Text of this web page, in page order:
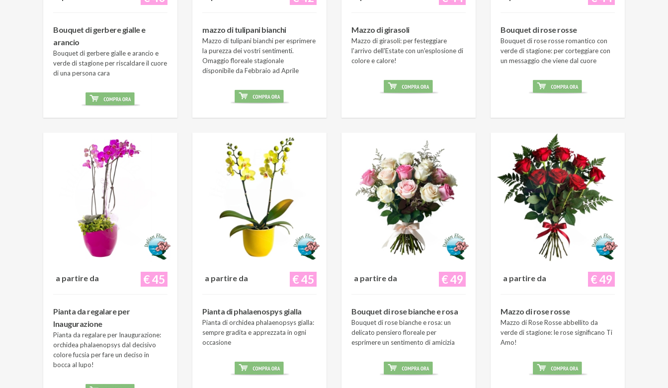
Bouquet di gerbere gialle e
arancio
Bouquet di gerbere gialle e arancio e
verde di stagione per riscaldare il cuore
di una persona cara
mazzo di tulipani bianchi
Mazzo di tulipani bianchi per esprimere
la purezza dei vostri sentimenti.
Omaggio floreale stagionale
disponibile da Febbraio ad Aprile
Mazzo di girasoli
Mazzo di girasoli: per festeggiare
l'arrivo dell'Estate con un'esplosione di
colore e calore!
Bouquet di rose rosse
Bouquet di rose rosse romantico con
verde di stagione: per corteggiare con
un messaggio che viene dal cuore
€ 45
a partire da
Pianta da regalare per
Inaugurazione
Pianta da regalare per Inaugurazione:
orchidea phalaenopsys dal decisivo
colore fucsia per fare un deciso in
bocca al lupo!
€ 45
a partire da
Pianta di phalaenospys gialla
Pianta di orchidea phalaenopsys gialla:
sempre gradita e apprezzata in ogni
occasione
€ 49
a partire da
Bouquet di rose bianche e rosa
Bouquet di rose bianche e rosa: un
delicato pensiero floreale per
esprimere un sentimento di amicizia
€ 49
a partire da
Mazzo di rose rosse
Mazzo di Rose Rosse abbellito da
verde di stagione: le rose significano Ti
Amo!